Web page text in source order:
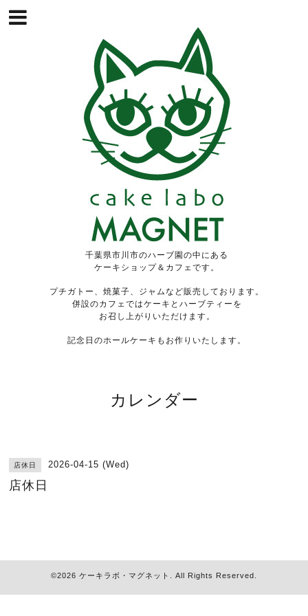
千葉県市川市のハーブ園の中にある
ケーキショップ＆カフェです。
プチガトー、焼菓子、ジャムなど販売しております。
併設のカフェではケーキとハーブティーを
お召し上がりいただけます。
記念日のホールケーキもお作りいたします。
カレンダー
店休日 2026-04-15 (Wed)
店休日
©2026 ケーキラボ・マグネット . All Rights Reserved.